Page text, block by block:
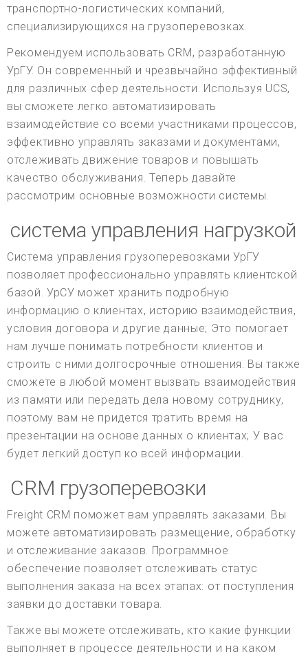
транспортно-логистических компаний,
специализирующихся на грузоперевозках.
Рекомендуем использовать CRM, разработанную
УрГУ. Он современный и чрезвычайно эффективный
для различных сфер деятельности. Используя UCS,
вы сможете легко автоматизировать
взаимодействие со всеми участниками процессов,
эффективно управлять заказами и документами,
отслеживать движение товаров и повышать
качество обслуживания. Теперь давайте
рассмотрим основные возможности системы.
система управления нагрузкой
Система управления грузоперевозками УрГУ
позволяет профессионально управлять клиентской
базой. УрСУ может хранить подробную
информацию о клиентах, историю взаимодействия,
условия договора и другие данные; Это помогает
нам лучше понимать потребности клиентов и
строить с ними долгосрочные отношения. Вы также
сможете в любой момент вызвать взаимодействия
из памяти или передать дела новому сотруднику,
поэтому вам не придется тратить время на
презентации на основе данных о клиентах; У вас
будет легкий доступ ко всей информации.
CRM грузоперевозки
Freight CRM поможет вам управлять заказами. Вы
можете автоматизировать размещение, обработку
и отслеживание заказов. Программное
обеспечение позволяет отслеживать статус
выполнения заказа на всех этапах: от поступления
заявки до доставки товара.
Также вы можете отслеживать, кто какие функции
выполняет в процессе деятельности и на каком